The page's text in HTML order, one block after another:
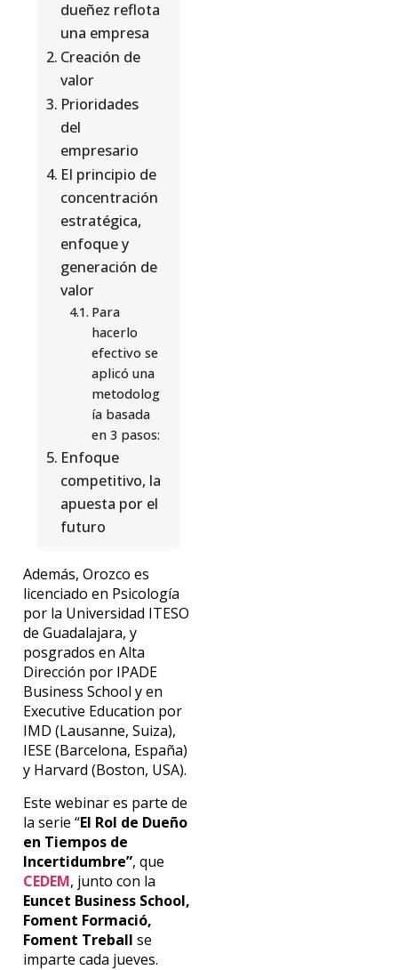
dueñez reflota
una empresa
Creación de
valor
Prioridades
del
empresario
El principio de
concentración
estratégica,
enfoque y
generación de
valor
Para
hacerlo
efectivo se
aplicó una
metodolog
ía basada
en 3 pasos:
Enfoque
competitivo, la
apuesta por el
futuro
Además, Orozco es
licenciado en Psicología
por la Universidad ITESO
de Guadalajara, y
posgrados en Alta
Dirección por IPADE
Business School y en
Executive Education por
IMD (Lausanne, Suiza),
IESE (Barcelona, España)
y Harvard (Boston, USA).
Este webinar es parte de
la serie “El Rol de Dueño
en Tiempos de
Incertidumbre”, que
CEDEM, junto con la
Euncet Business School,
Foment Formació,
Foment Treball se
imparte cada jueves.